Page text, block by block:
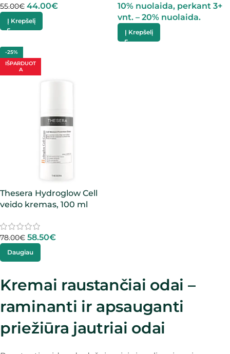
55.00€ 44.00€
Į Krepšelį
10% nuolaida, perkant 3+
vnt. – 20% nuolaida.
Į Krepšelį
-25%
IŠPARDUOT
A
Thesera Hydroglow Cell
veido kremas, 100 ml
78.00€ 58.50€
Daugiau
Kremai raustančiai odai –
raminanti ir apsauganti
priežiūra jautriai odai